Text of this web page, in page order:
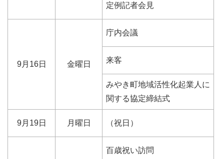
定例記者会見
9月16日 金曜日
庁内会議
来客
みやき町地域活性化起業人に
関する協定締結式
9月19日 月曜日 （祝日）
百歳祝い訪問